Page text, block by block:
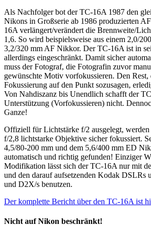
Als Nachfolger bot der TC-16A 1987 den
Nikons in Großserie ab 1986 produzierten
16A verlängert/verändert die Brennweite/
1,6. So wird beispielsweise aus einem 2,0/
3,2/320 mm AF Nikkor. Der TC-16A ist in
allerdings eingeschränkt. Damit sicher
muss der Fotograf, die Fotografin zuvor
gewünschte Motiv vorfokussieren. Den Rest,
Fokussierung auf den Punkt sozusagen,
Von Nahdiszanz bis Unendlich schafft der
Unterstützung (Vorfokussieren) nicht.
Ganze!
Offiziell für Lichtstärke f/2 ausgelegt,
f/2,8 lichtstarke Objektive sicher fokussiert.
4,5/80-200 mm und dem 5,6/400 mm ED
automatisch und richtig gefunden! Einziger
Modifikation lässt sich der TC-16A nur mit
und den darauf aufsetzenden Kodak DSLRs
und D2X/s benutzen.
Der komplette Bericht über den TC-16A ist
Nicht auf Nikon beschränkt!